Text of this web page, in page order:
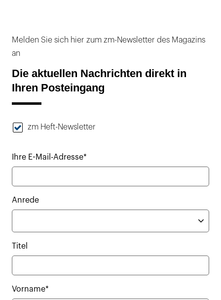
Melden Sie sich hier zum zm-Newsletter des Magazins
an
Die aktuellen Nachrichten direkt in
Ihren Posteingang
zm Heft-Newsletter
Ihre E-Mail-Adresse*
Anrede
Titel
Vorname*